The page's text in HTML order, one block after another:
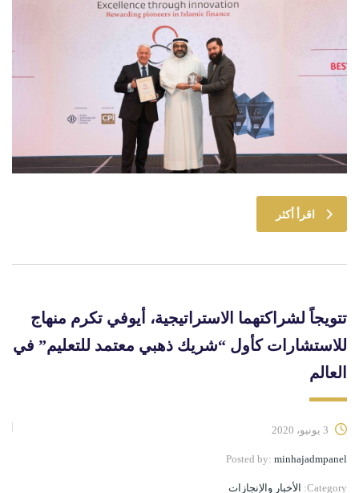
اقرأ أكثر
تتويجاً لشراكتهما الاستراتيجية، أيوفي تكرم منهاج
للاستشارات كأول “شريك ذهبي معتمد للتعليم” في
العالم
Posted by: minhajadmpanel
Category: الأخبار والإنجازات